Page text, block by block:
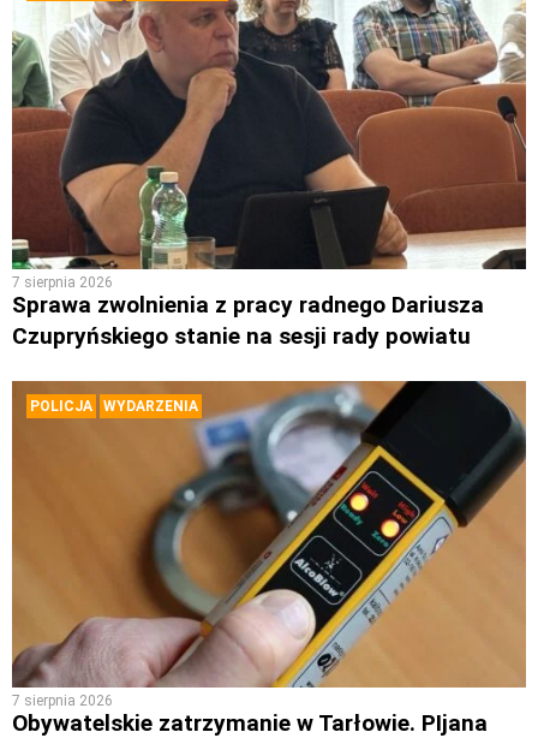
7 sierpnia 2026
Sprawa zwolnienia z pracy radnego Dariusza
Czupryńskiego stanie na sesji rady powiatu
POLICJA WYDARZENIA
7 sierpnia 2026
Obywatelskie zatrzymanie w Tarłowie. PIjana